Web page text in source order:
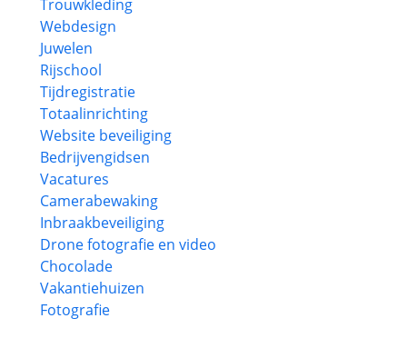
Trouwkleding
Webdesign
Juwelen
Rijschool
Tijdregistratie
Totaalinrichting
Website beveiliging
Bedrijvengidsen
Vacatures
Camerabewaking
Inbraakbeveiliging
Drone fotografie en video
Chocolade
Vakantiehuizen
Fotografie